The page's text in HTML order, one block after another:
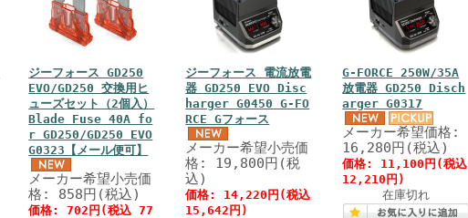
ジーフォース GD250
EVO/GD250 交換用ヒ
ューズセット（2個入）
Blade Fuse 40A fo
r GD250/GD250 EVO
G0323【メール便可】
メーカー希望小売価
格: 858円(税込)
価格: 702円(税込 77
ジーフォース 電流放電
器 GD250 EVO Disc
harger G0450 G-FO
RCE Gフォース
メーカー希望小売価
格: 19,800円(税
込)
価格: 14,220円(税込
15,642円)
G-FORCE 250W/35A
放電器 GD250 Disch
arger G0317
メーカー希望価格:
16,280円(税込)
価格: 11,100円(税込
12,210円)
在庫切れ